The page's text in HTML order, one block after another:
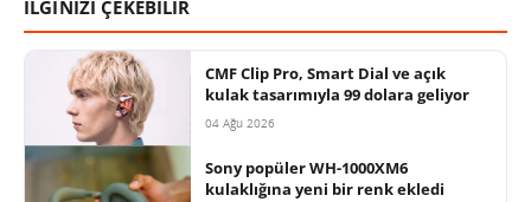
İLGİNİZİ ÇEKEBİLİR
CMF Clip Pro, Smart Dial ve açık
kulak tasarımıyla 99 dolara geliyor
04 Ağu 2026
Sony popüler WH-1000XM6
kulaklığına yeni bir renk ekledi